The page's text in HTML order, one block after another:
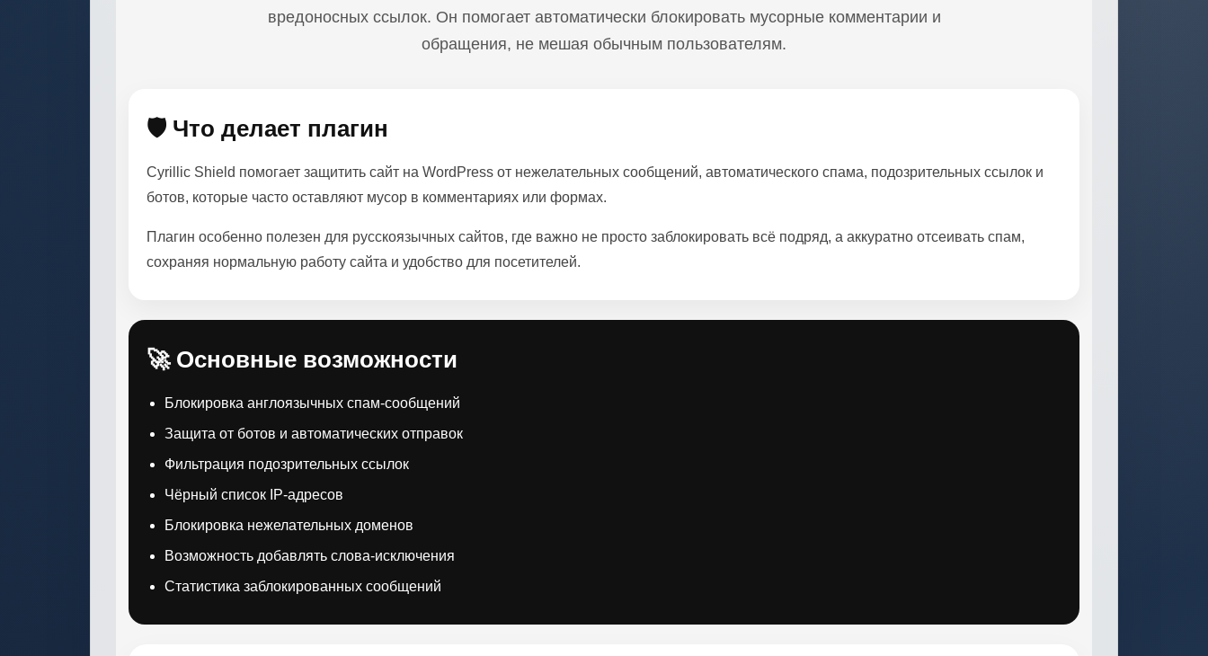
вредоносных ссылок. Он помогает автоматически блокировать мусорные комментарии и
обращения, не мешая обычным пользователям.
🛡 Что делает плагин
Cyrillic Shield помогает защитить сайт на WordPress от нежелательных сообщений, автоматического спама, подозрительных ссылок и
ботов, которые часто оставляют мусор в комментариях или формах.
Плагин особенно полезен для русскоязычных сайтов, где важно не просто заблокировать всё подряд, а аккуратно отсеивать спам,
сохраняя нормальную работу сайта и удобство для посетителей.
🚀 Основные возможности
Блокировка англоязычных спам-сообщений
Защита от ботов и автоматических отправок
Фильтрация подозрительных ссылок
Чёрный список IP-адресов
Блокировка нежелательных доменов
Возможность добавлять слова-исключения
Статистика заблокированных сообщений